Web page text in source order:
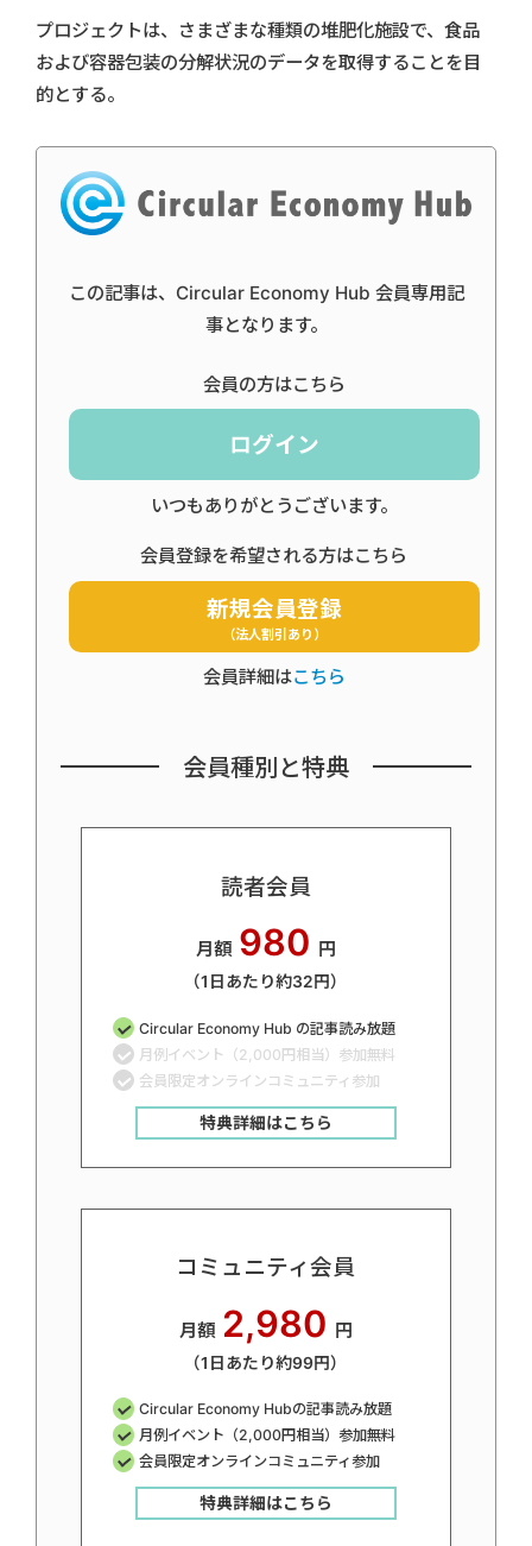
プロジェクトは、さまざまな種類の堆肥化施設で、食品
および容器包装の分解状況のデータを取得することを目
的とする。
この記事は、Circular Economy Hub 会員専用記
事となります。
会員の方はこちら
ログイン
いつもありがとうございます。
会員登録を希望される方はこちら
新規会員登録
（法人割引あり）
会員詳細はこちら
会員種別と特典
読者会員
月額 980 円
（1日あたり約32円）
Circular Economy Hub の記事読み放題
月例イベント（2,000円相当）参加無料
会員限定オンラインコミュニティ参加
特典詳細はこちら
コミュニティ会員
月額 2,980 円
（1日あたり約99円）
Circular Economy Hubの記事読み放題
月例イベント（2,000円相当）参加無料
会員限定オンラインコミュニティ参加
特典詳細はこちら